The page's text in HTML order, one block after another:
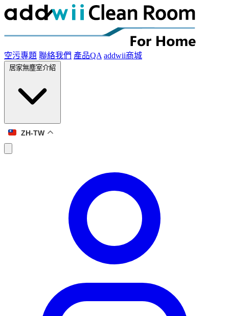
空污專題 聯絡我們 產品QA addwii商城
居家無塵室介紹
ZH-TW